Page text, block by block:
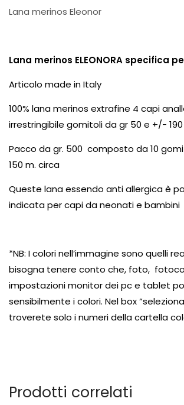
Lana merinos Eleonor
Lana merinos ELEONORA specifica
Articolo made in Italy
100% lana merinos extrafine 4 capi
irrestringibile gomitoli da gr 50 e +/-
Pacco da gr. 500 composto da 10
150 m. circa
Queste lana essendo anti allergica è
indicata per capi da neonati e bambini
*NB: I colori nell’immagine sono quelli
bisogna tenere conto che, foto,
impostazioni monitor dei pc e tablet
sensibilmente i colori. Nel box
troverete solo i numeri della cartella
Prodotti correlati